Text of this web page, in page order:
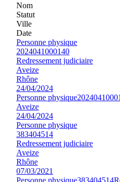
Nom
Statut
Ville
Date
Personne physique
2024041000140
Redressement judiciaire
Aveize
Rhône
24/04/2024
Personne physique
Aveize
24/04/2024
Personne physique
383404514
Redressement judiciaire
Aveize
Rhône
07/03/2021
Personne physique383404514